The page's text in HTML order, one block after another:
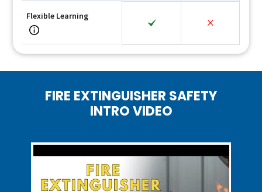
Flexible Learning
FIRE EXTINGUISHER SAFETY
INTRO VIDEO